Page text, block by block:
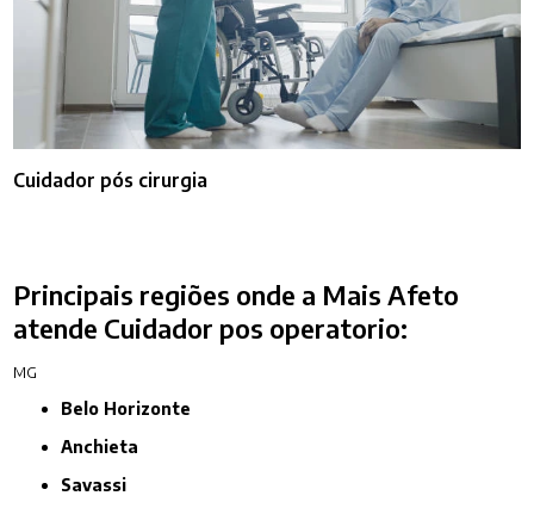
Cuidador pós cirurgia
Principais regiões onde a Mais Afeto
atende Cuidador pos operatorio:
MG
Belo Horizonte
Anchieta
Savassi